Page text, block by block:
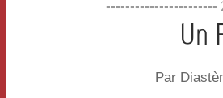
-----------------------
Un
Par